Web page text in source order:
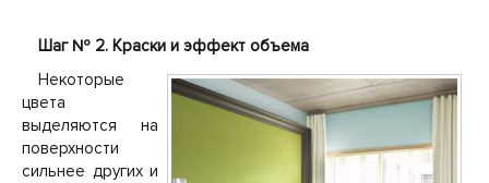
Шаг № 2. Краски и эффект объема
Некоторые
цвета
выделяются на
поверхности
сильнее других и